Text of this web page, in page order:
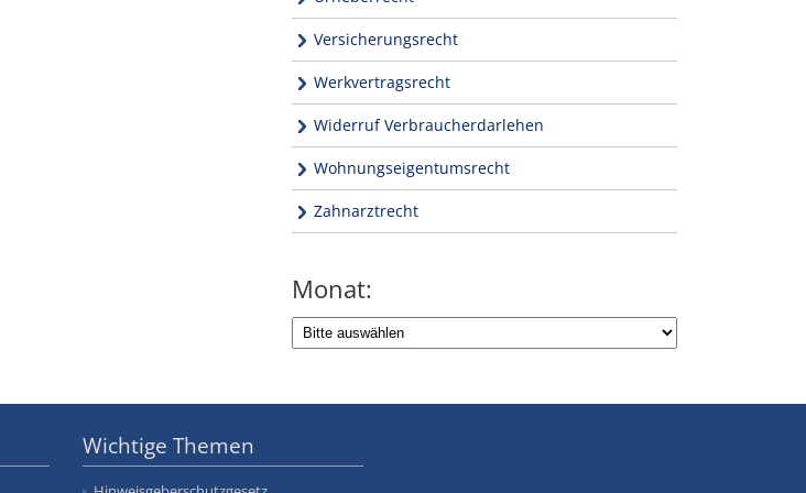
Versicherungsrecht
Werkvertragsrecht
Widerruf Verbraucherdarlehen
Wohnungseigentumsrecht
Zahnarztrecht
Monat:
Wichtige Themen